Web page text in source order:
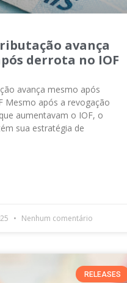
avança
derrota no IOF
avança mesmo após
Mesmo após a revogação
aumentavam o IOF, o
sua estratégia de
Nenhum comentário
RELEASES